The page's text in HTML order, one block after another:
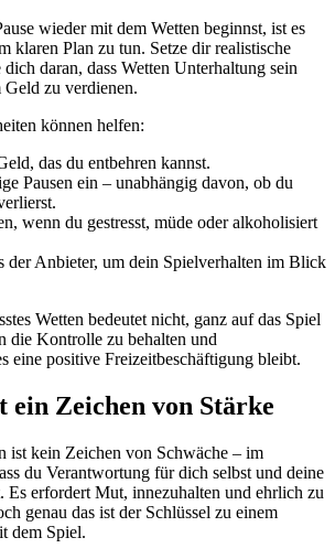
wieder mit dem Wetten beginnst, ist es
klaren Plan zu tun. Setze dir realistische
daran, dass Wetten Unterhaltung sein
zu verdienen.
können helfen:
das du entbehren kannst.
Pausen ein – unabhängig davon, ob du
wenn du gestresst, müde oder alkoholisiert
der Anbieter, um dein Spielverhalten im Blick
Wetten bedeutet nicht, ganz auf das Spiel
die Kontrolle zu behalten und
eine positive Freizeitbeschäftigung bleibt.
ein Zeichen von Stärke
ist kein Zeichen von Schwäche – im
du Verantwortung für dich selbst und deine
Es erfordert Mut, innezuhalten und ehrlich zu
genau das ist der Schlüssel zu einem
dem Spiel.